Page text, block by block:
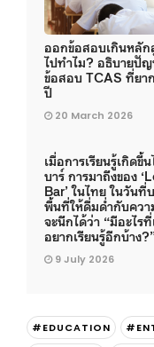
ออกข้อสอบเกินหลั
ไปทำไม? อธิบายปั
ข้อสอบ TCAS ที่ยา
ปี
20 March 2026
เมื่อการเรียนรู้เกิดขึ้
บาร์ การมาถึงของ
Bar’ ในไทย ในวันที่
พื้นที่ให้ดื่มด่ำกับควา
จะนึกได้ว่า “มีอะไรที่
อยากเรียนรู้อีกบ้าง
9 July 2026
#EDUCATION